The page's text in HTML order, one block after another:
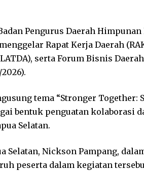
Pengurus Daerah
Rapat Kerja Daerah
serta Forum Bisnis
tema “Stronger
bentuk penguatan kolaborasi
Selatan.
Selatan, Nickson Pampang,
peserta dalam kegiatan